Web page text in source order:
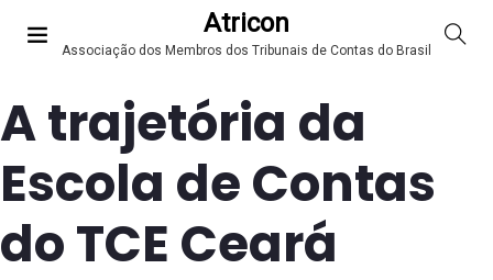
Atricon
Associação dos Membros dos Tribunais de Contas do Brasil
A trajetória da
Escola de Contas
do TCE Ceará